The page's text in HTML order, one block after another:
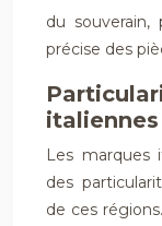
du
précise des
Les marques
des
de ces